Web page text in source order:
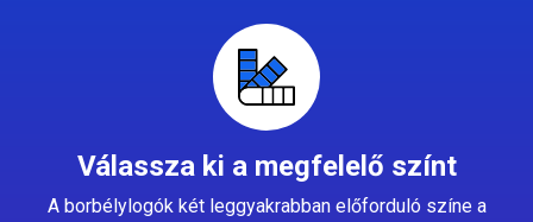
Válassza ki a megfelelő színt
A borbélylogók két leggyakrabban előforduló színe a